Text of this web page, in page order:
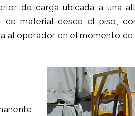
de carga ubicada a una
de material desde el piso,
al operador en el momento